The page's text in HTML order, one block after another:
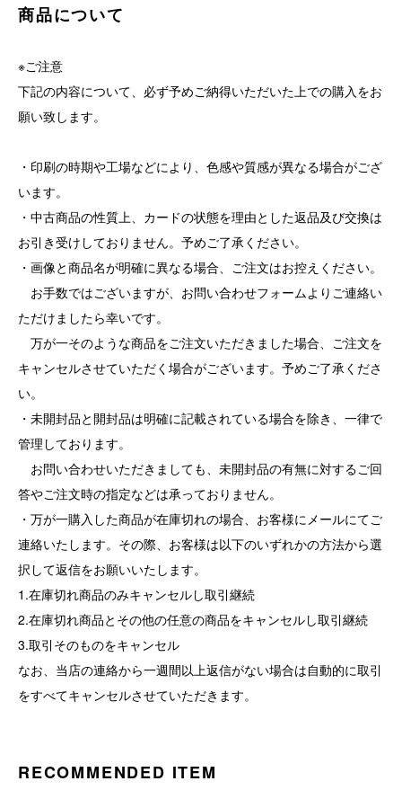
商品について
※ご注意
下記の内容について、必ず予めご納得いただいた上での購入をお
願い致します。
・印刷の時期や工場などにより、色感や質感が異なる場合がござ
います。
・中古商品の性質上、カードの状態を理由とした返品及び交換は
お引き受けしておりません。予めご了承ください。
・画像と商品名が明確に異なる場合、ご注文はお控えください。
お手数ではございますが、お問い合わせフォームよりご連絡い
ただけましたら幸いです。
万が一そのような商品をご注文いただきました場合、ご注文を
キャンセルさせていただく場合がございます。予めご了承くださ
い。
・未開封品と開封品は明確に記載されている場合を除き、一律で
管理しております。
お問い合わせいただきましても、未開封品の有無に対するご回
答やご注文時の指定などは承っておりません。
・万が一購入した商品が在庫切れの場合、お客様にメールにてご
連絡いたします。その際、お客様は以下のいずれかの方法から選
択して返信をお願いいたします。
1.在庫切れ商品のみキャンセルし取引継続
2.在庫切れ商品とその他の任意の商品をキャンセルし取引継続
3.取引そのものをキャンセル
なお、当店の連絡から一週間以上返信がない場合は自動的に取引
をすべてキャンセルさせていただきます。
RECOMMENDED ITEM